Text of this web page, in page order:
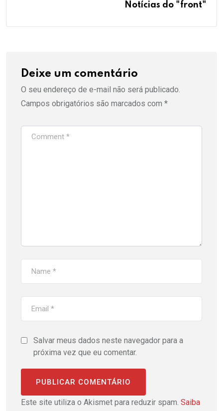
Notícias do "front"
Deixe um comentário
O seu endereço de e-mail não será publicado.
Campos obrigatórios são marcados com *
Salvar meus dados neste navegador para a
próxima vez que eu comentar.
Este site utiliza o Akismet para reduzir spam. Saiba